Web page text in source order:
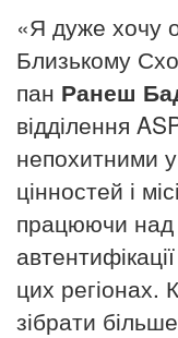
«Я дуже хочу
Близькому
пан Ранеш
відділення
непохитними
цінностей і
працюючи над
цих регіонах.
зібрати